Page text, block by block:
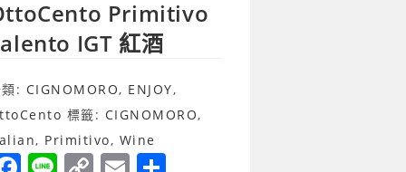
Primitivo
IGT 紅酒
: CIGNOMORO, ENJOY,
標籤: CIGNOMORO,
, Primitivo, Wine